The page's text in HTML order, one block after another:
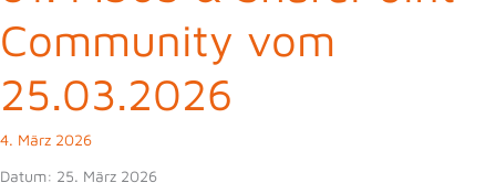
Community vom
25.03.2026
4. März 2026
Datum: 25. März 2026